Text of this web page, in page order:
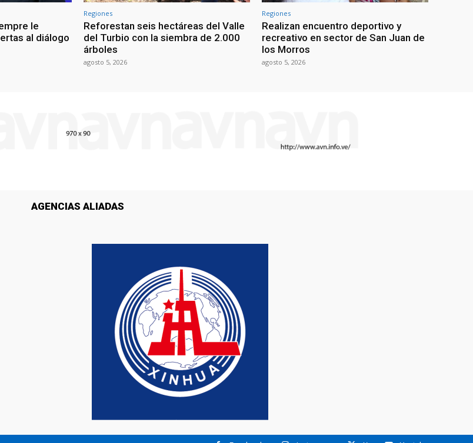
le
al diálogo
Regiones
Reforestan seis hectáreas del Valle
del Turbio con la siembra de 2.000
árboles
agosto 5, 2026
Regiones
Realizan encuentro deportivo y
recreativo en sector de San Juan de
los Morros
agosto 5, 2026
AGENCIAS ALIADAS